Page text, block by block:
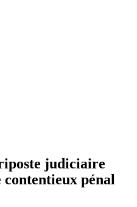
judiciaire
pénal